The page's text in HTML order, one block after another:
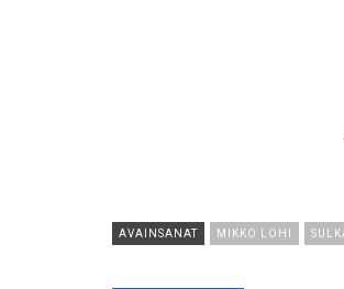
AVAINSANAT MIKKO LOHI